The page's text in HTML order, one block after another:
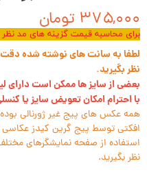
۳۷۵,۰۰۰ تومان
برای محاسبه قیمت گزینه های مد نظر
لطفا به سانت های نوشته شده دقت
نظر بگیرید.
بعضی از سایز ها ممکن است دارای
با احترام امکان تعویض سایز یا
همه عکس های پیج غیر ژورنالی
افکتی توسط پیج گرین کیدز
استفاده از صفحه نمایشگرهای
نظر بگیرید.